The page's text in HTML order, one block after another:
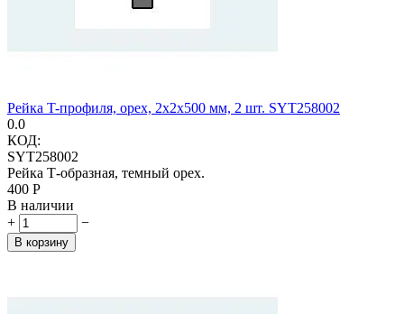
Рейка T-профиля, орех, 2х2х500 мм, 2 шт. SYT258002
0.0
КОД:
SYT258002
Рейка Т-образная, темный орех.
‍400‍ Р
В наличии
+
−
В корзину